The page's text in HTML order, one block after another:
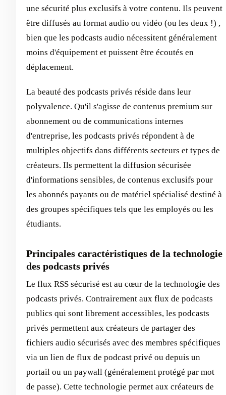
une sécurité plus exclusifs à votre contenu. Ils peuvent
être diffusés au format audio ou vidéo (ou les deux !) ,
bien que les podcasts audio nécessitent généralement
moins d'équipement et puissent être écoutés en
déplacement.
La beauté des podcasts privés réside dans leur
polyvalence. Qu'il s'agisse de contenus premium sur
abonnement ou de communications internes
d'entreprise, les podcasts privés répondent à de
multiples objectifs dans différents secteurs et types de
créateurs. Ils permettent la diffusion sécurisée
d'informations sensibles, de contenus exclusifs pour
les abonnés payants ou de matériel spécialisé destiné à
des groupes spécifiques tels que les employés ou les
étudiants.
Principales caractéristiques de la technologie
des podcasts privés
Le flux RSS sécurisé est au cœur de la technologie des
podcasts privés. Contrairement aux flux de podcasts
publics qui sont librement accessibles, les podcasts
privés permettent aux créateurs de partager des
fichiers audio sécurisés avec des membres spécifiques
via un lien de flux de podcast privé ou depuis un
portail ou un paywall (généralement protégé par mot
de passe). Cette technologie permet aux créateurs de